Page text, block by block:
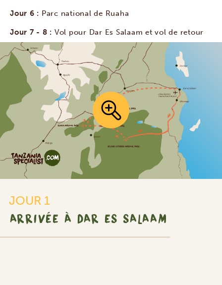
Jour 6 : Parc national de Ruaha
Jour 7 - 8 : Vol pour Dar Es Salaam et vol de retour
JOUR 1
ARRIVÉE À DAR ES SALAAM